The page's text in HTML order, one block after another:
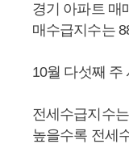
경기 아파트 매
매수급지수는
10월 다섯째 주
전세수급지수
높을수록 전세